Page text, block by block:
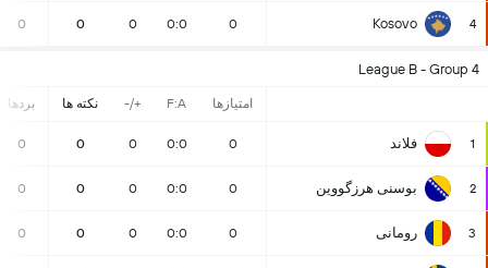
4
Kosovo
0
0:0
0
0
0
League B - Group 4
امتیازها F:A
+/- نکته ها بردها
1 فلاند 0
0:0
0
0
0
2 بوسنی هرزگووین 0
0:0
0
0
0
3 رومانی 0
0:0
0
0
0